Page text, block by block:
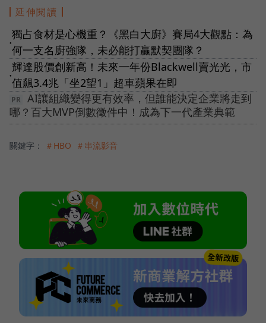
延伸閱讀
●
獨占食材是心機重？《黑白大廚》賽局4大觀點：為
何一支名廚強隊，未必能打贏默契團隊？
●
輝達股價創新高！未來一年份Blackwell賣光光，市
值飆3.4兆「坐2望1」超車蘋果在即
AI讓組織變得更有效率，但誰能決定企業將走到
哪？百大MVP倒數徵件中！成為下一代產業典範
關鍵字： ＃HBO ＃串流影音